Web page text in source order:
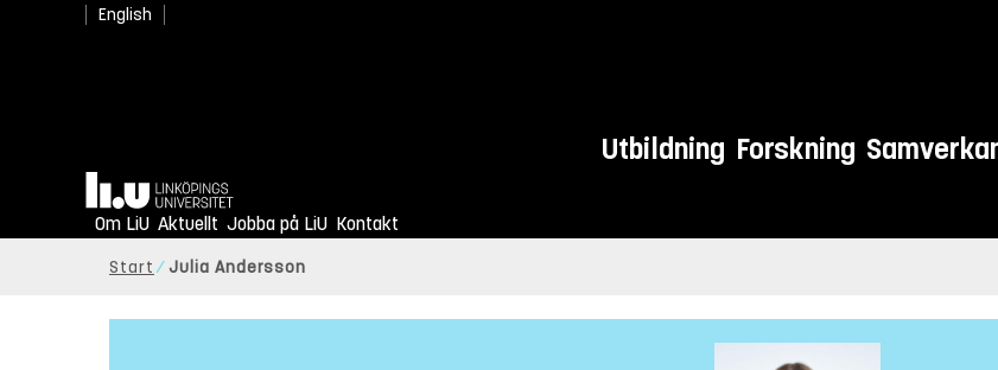
English
Utbildning Forskning
Hem
Om LiU Aktuellt Jobba på LiU Kontakt
Start Julia Andersson